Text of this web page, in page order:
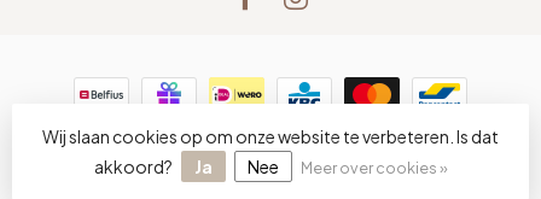
© Copyright 2026 LOTS bv- Powered byLightspeed-
Lightspeed design byDyvelopment
Wij slaan cookies op om onze website te verbeteren. Is dat
akkoord?
Ja Nee Meer over cookies »